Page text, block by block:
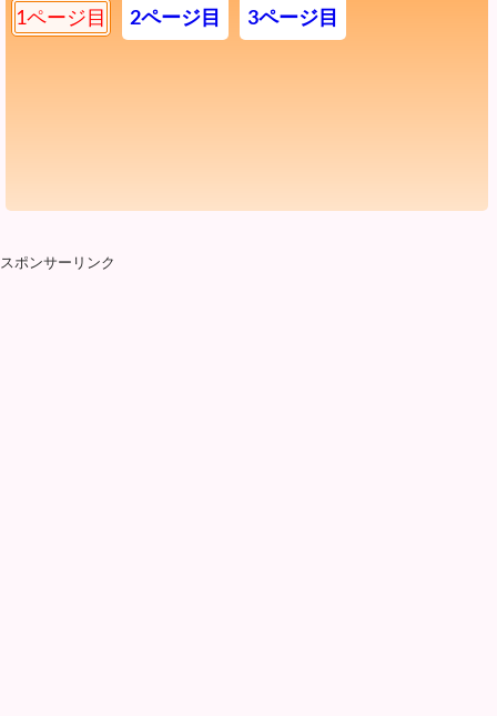
1ページ目 2ページ目 3ページ目
スポンサーリンク